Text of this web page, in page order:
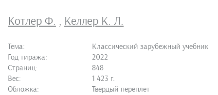
Котлер Ф. , Келлер К. Л.
Тема:
Классический зарубежный учебник
Год тиража:
2022
Страниц:
848
Вес:
1 423 г.
Обложка:
Твердый переплет